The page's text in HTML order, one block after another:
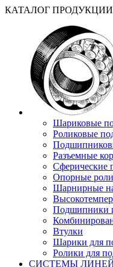
КАТАЛОГ ПРОДУКЦИИ
Шариковые
Роликовые
Разъемные
Сферические
Опорные
Шарнирные
Подшипники
Втулки
Шарики для
Ролики для
СИСТЕМЫ